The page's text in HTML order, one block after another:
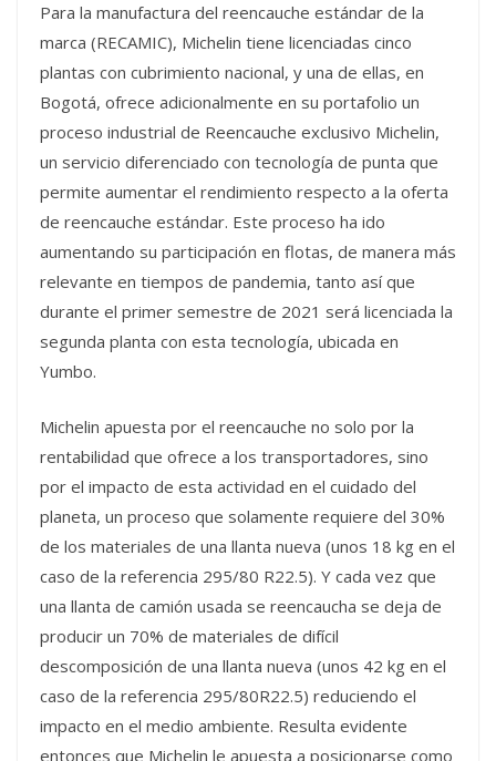
Para la manufactura del reencauche estándar de la
marca (RECAMIC), Michelin tiene licenciadas cinco
plantas con cubrimiento nacional, y una de ellas, en
Bogotá, ofrece adicionalmente en su portafolio un
proceso industrial de Reencauche exclusivo Michelin,
un servicio diferenciado con tecnología de punta que
permite aumentar el rendimiento respecto a la oferta
de reencauche estándar. Este proceso ha ido
aumentando su participación en flotas, de manera más
relevante en tiempos de pandemia, tanto así que
durante el primer semestre de 2021 será licenciada la
segunda planta con esta tecnología, ubicada en
Yumbo.
Michelin apuesta por el reencauche no solo por la
rentabilidad que ofrece a los transportadores, sino
por el impacto de esta actividad en el cuidado del
planeta, un proceso que solamente requiere del 30%
de los materiales de una llanta nueva (unos 18 kg en el
caso de la referencia 295/80 R22.5). Y cada vez que
una llanta de camión usada se reencaucha se deja de
producir un 70% de materiales de difícil
descomposición de una llanta nueva (unos 42 kg en el
caso de la referencia 295/80R22.5) reduciendo el
impacto en el medio ambiente. Resulta evidente
entonces que Michelin le apuesta a posicionarse como